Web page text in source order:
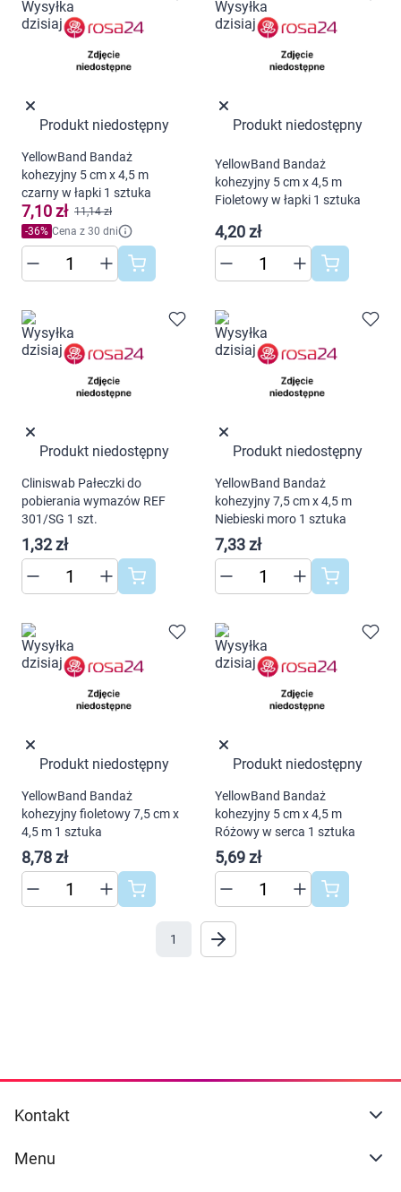
Produkt niedostępny
YellowBand Bandaż
kohezyjny 5 cm x 4,5 m
czarny w łapki 1 sztuka
7,10 zł 11,14 zł
-36% Cena z 30 dni
Produkt niedostępny
YellowBand Bandaż
kohezyjny 5 cm x 4,5 m
Fioletowy w łapki 1 sztuka
4,20 zł
Produkt niedostępny
Cliniswab Pałeczki do
pobierania wymazów REF
301/SG 1 szt.
1,32 zł
Produkt niedostępny
YellowBand Bandaż
kohezyjny 7,5 cm x 4,5 m
Niebieski moro 1 sztuka
7,33 zł
Produkt niedostępny
YellowBand Bandaż
kohezyjny fioletowy 7,5 cm x
4,5 m 1 sztuka
8,78 zł
Produkt niedostępny
YellowBand Bandaż
kohezyjny 5 cm x 4,5 m
Różowy w serca 1 sztuka
5,69 zł
1
Kontakt
Menu